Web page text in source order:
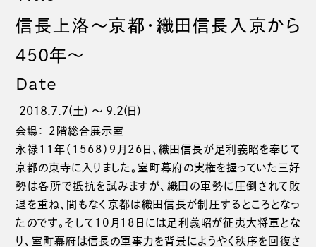
信長上洛～京都・織田信長入京から
450年～
Date
2018.7.7(土) 〜 9.2(日)
会場： 2階総合展示室
永禄11年（1568）９月26日、織田信長が足利義昭を奉じて
京都の東寺に入りました。室町幕府の実権を握っていた三好
勢は各所で抵抗を試みますが、織田の軍勢に圧倒されて敗
退を重ね、間もなく京都は織田信長が制圧するところとなっ
たのです。そして10月18日には足利義昭が征夷大将軍とな
り、室町幕府は信長の軍事力を背景にようやく秩序を回復さ